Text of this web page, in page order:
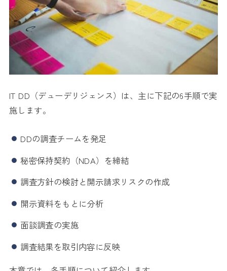
IT DD（デューデリジェンス）は、主に下記の6手順で実
施します。
DDの調査チームを発足
秘密保持契約（NDA）を締結
調査方針の検討と開示請求リスクの作成
開示資料をもとに分析
面談調査の実施
調査結果を取引内容に反映